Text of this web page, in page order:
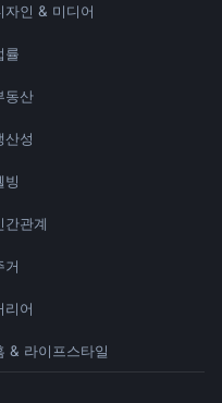
자인 & 미디어
률
동산
산성
빙
간관계
거
리어
& 라이프스타일